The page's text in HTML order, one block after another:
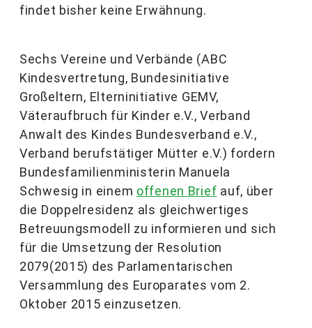
findet bisher keine Erwähnung.
Sechs Vereine und Verbände (ABC
Kindesvertretung, Bundesinitiative
Großeltern, Elterninitiative GEMV,
Väteraufbruch für Kinder e.V., Verband
Anwalt des Kindes Bundesverband e.V.,
Verband berufstätiger Mütter e.V.) fordern
Bundesfamilienministerin Manuela
Schwesig in einem offenen Brief auf, über
die Doppelresidenz als gleichwertiges
Betreuungsmodell zu informieren und sich
für die Umsetzung der Resolution
2079(2015) des Parlamentarischen
Versammlung des Europarates vom 2.
Oktober 2015 einzusetzen.